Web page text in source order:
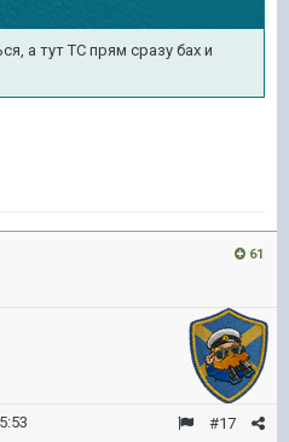
а тут ТС прям сразу бах и
61
#17